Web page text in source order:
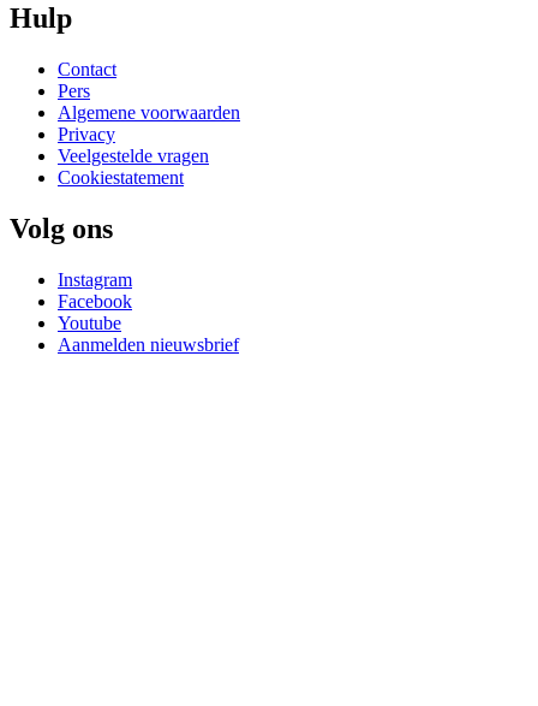
Hulp
Contact
Pers
Algemene voorwaarden
Privacy
Veelgestelde vragen
Cookiestatement
Volg ons
Instagram
Facebook
Youtube
Aanmelden nieuwsbrief